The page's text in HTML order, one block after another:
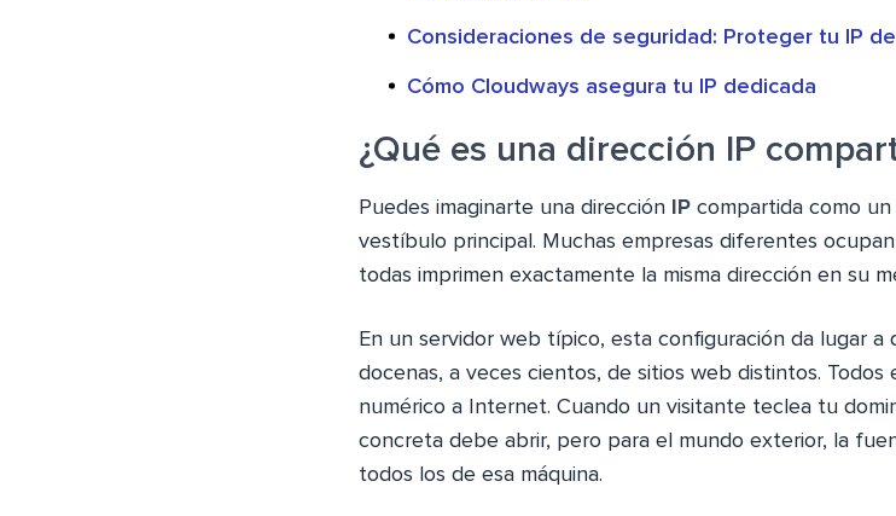
Consideraciones de seguridad: Proteger tu IP
Cómo Cloudways asegura tu IP dedicada
¿Qué es una dirección IP
Puedes imaginarte una dirección IP compartida como
vestíbulo principal. Muchas empresas diferentes
todas imprimen exactamente la misma dirección en su
En un servidor web típico, esta configuración da lugar a
docenas, a veces cientos, de sitios web distintos.
numérico a Internet. Cuando un visitante teclea tu
concreta debe abrir, pero para el mundo exterior, la
todos los de esa máquina.